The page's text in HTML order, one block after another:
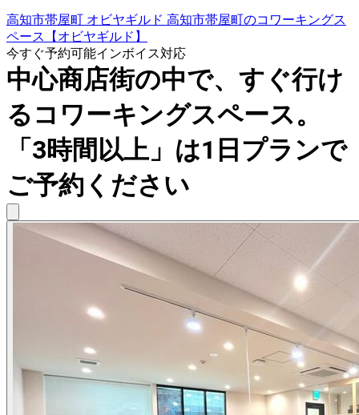
高知市帯屋町 オビヤギルド 高知市帯屋町のコワーキングス
ペース【オビヤギルド】
今すぐ予約可能インボイス対応
中心商店街の中で、すぐ行け
るコワーキングスペース。
「3時間以上」は1日プランで
ご予約ください